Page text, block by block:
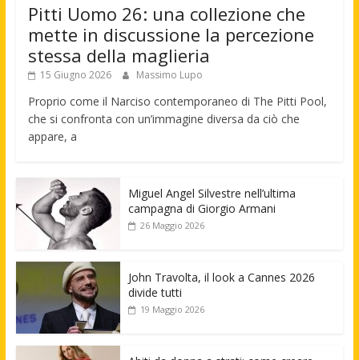
Pitti Uomo 26: una collezione che
mette in discussione la percezione
stessa della maglieria
15 Giugno 2026 Massimo Lupo
Proprio come il Narciso contemporaneo di The Pitti Pool,
che si confronta con un’immagine diversa da ciò che
appare, a
Miguel Angel Silvestre nell’ultima
campagna di Giorgio Armani
26 Maggio 2026
John Travolta, il look a Cannes 2026
divide tutti
19 Maggio 2026